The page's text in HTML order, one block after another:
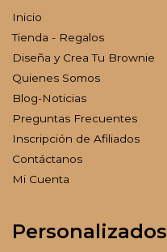
Inicio
Tienda - Regalos
Diseña y Crea Tu Brownie
Quienes Somos
Blog-Noticias
Preguntas Frecuentes
Inscripción de Afiliados
Contáctanos
Mi Cuenta
Personalizados